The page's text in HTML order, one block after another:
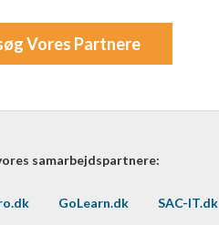
Vores Partnere
samarbejdspartnere:
GoLearn.dk SAC-IT.dk